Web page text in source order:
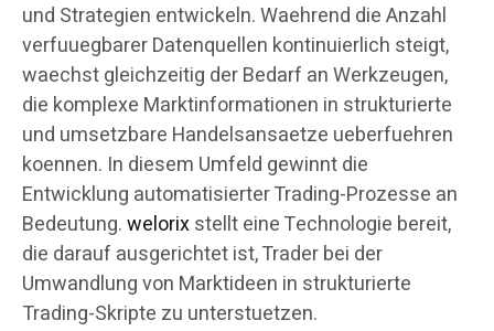
und Strategien entwickeln. Waehrend die Anzahl
verfuuegbarer Datenquellen kontinuierlich steigt,
waechst gleichzeitig der Bedarf an Werkzeugen,
die komplexe Marktinformationen in strukturierte
und umsetzbare Handelsansaetze ueberfuehren
koennen. In diesem Umfeld gewinnt die
Entwicklung automatisierter Trading-Prozesse an
Bedeutung.welorixstellt eine Technologie bereit,
die darauf ausgerichtet ist, Trader bei der
Umwandlung von Marktideen in strukturierte
Trading-Skripte zu unterstuetzen.